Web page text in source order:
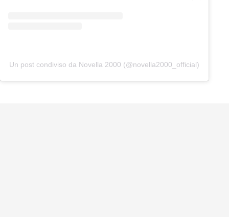
Un post condiviso da Novella 2000 (@novella2000_official)